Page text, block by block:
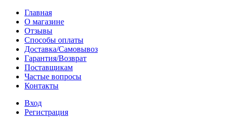
Главная
О магазине
Отзывы
Способы оплаты
Доставка/Самовывоз
Гарантия/Возврат
Поставщикам
Частые вопросы
Контакты
Вход
Регистрация